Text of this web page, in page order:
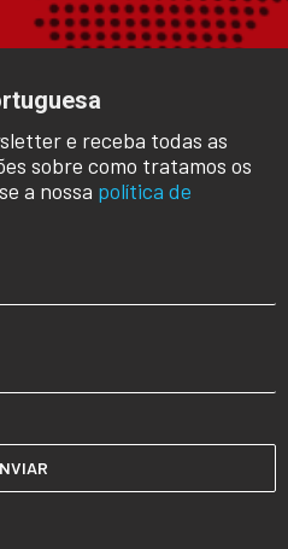
e receba todas as
sobre como tratamos os
a nossa política de